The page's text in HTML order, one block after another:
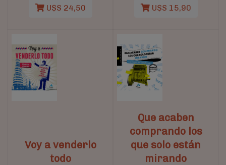
U$S 24,50
U$S 15,90
Voy a venderlo
todo
Que acaben
comprando los
que solo están
mirando